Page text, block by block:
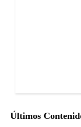
Últimos